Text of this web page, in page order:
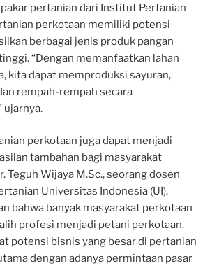
pakar pertanian dari Institut Pertanian
perkotaan memiliki potensi
berbagai jenis produk pangan
“Dengan memanfaatkan lahan
kita dapat memproduksi sayuran,
rempah-rempah secara
ujarnya.
perkotaan juga dapat menjadi
tambahan bagi masyarakat
Teguh Wijaya M.Sc., seorang dosen
Universitas Indonesia (UI),
bahwa banyak masyarakat perkotaan
profesi menjadi petani perkotaan.
potensi bisnis yang besar di pertanian
dengan adanya permintaan pasar